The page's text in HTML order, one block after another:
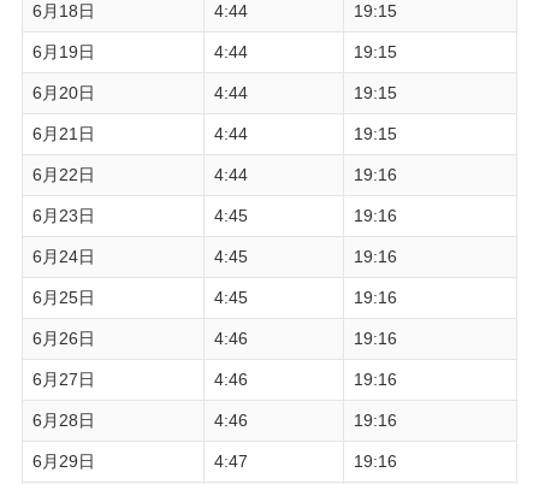
6月18日 4:44 19:15
6月19日 4:44 19:15
6月20日 4:44 19:15
6月21日 4:44 19:15
6月22日 4:44 19:16
6月23日 4:45 19:16
6月24日 4:45 19:16
6月25日 4:45 19:16
6月26日 4:46 19:16
6月27日 4:46 19:16
6月28日 4:46 19:16
6月29日 4:47 19:16